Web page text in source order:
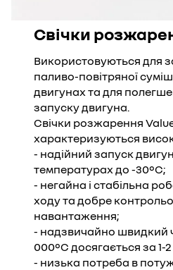
Свічки
Використовуються для
паливо-повітряної
двигунах та для
запуску двигуна.
Свічки розжарення
характеризуються
- надійний запуск
температурах до -30°C;
- негайна і стабільна
ходу та добре
навантаження;
- надзвичайно швидкий
000°C досягається за 1-
- низька потреба в